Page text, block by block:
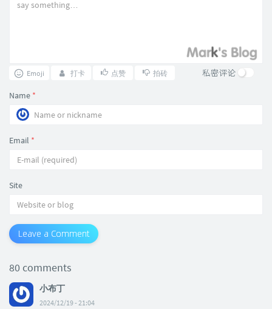
Emoji 打卡 点赞 拍砖 私密评论
Name *
Email *
Site
Leave a Comment
80 comments
小布丁
2024/12/19 - 21:04